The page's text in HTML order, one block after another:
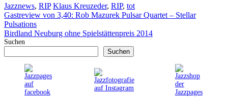
Kategorien
Jazznews, RIP Schlagwörter
Klaus Kreuzeder, RIP, tot
Gastreview von 3,40: Rob Mazurek Pulsar Quartet – Stellar
Pulsations
Birdland Neuburg ohne Spielstättenpreis 2014
Suchen
Suchen